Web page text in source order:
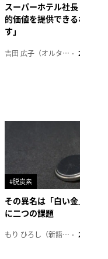
スーパーホテル社長「地域
的価値を提供できるホテル
す」
吉田 広子（オルタナ輪番編集長） 2026年6
#脱炭素
その異名は「白い金」、リ
に二つの課題
もり ひろし（新語ウォッチャー） 2023年7